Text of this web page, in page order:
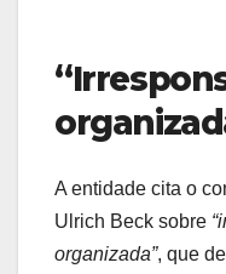
A entidade cita o
Ulrich Beck sobre
organizada”, que